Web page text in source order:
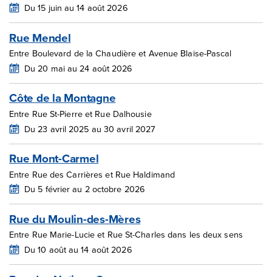
Du 15 juin au 14 août 2026
Rue Mendel
Entre Boulevard de la Chaudière et Avenue Blaise-Pascal
Du 20 mai au 24 août 2026
Côte de la Montagne
Entre Rue St-Pierre et Rue Dalhousie
Du 23 avril 2025 au 30 avril 2027
Rue Mont-Carmel
Entre Rue des Carrières et Rue Haldimand
Du 5 février au 2 octobre 2026
Rue du Moulin-des-Mères
Entre Rue Marie-Lucie et Rue St-Charles dans les deux sens
Du 10 août au 14 août 2026